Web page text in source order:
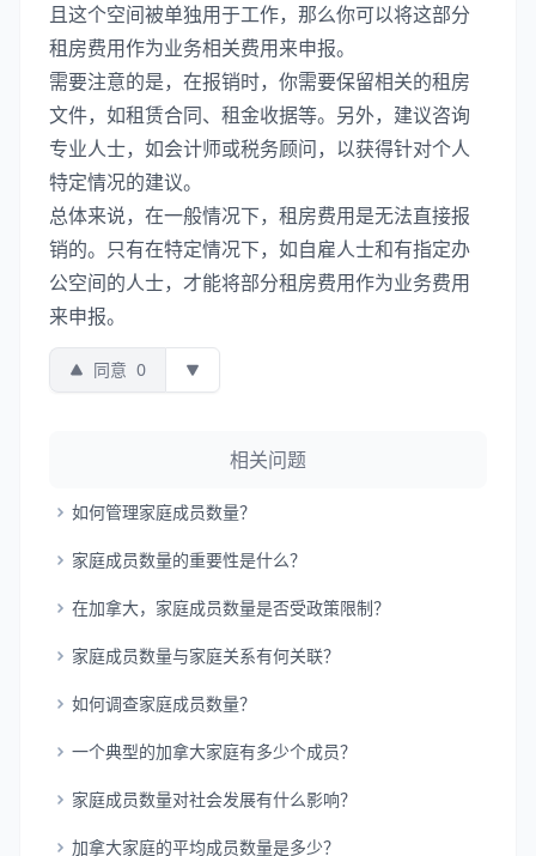
且这个空间被单独用于工作，那么你可以将这部分
租房费用作为业务相关费用来申报。
需要注意的是，在报销时，你需要保留相关的租房
文件，如租赁合同、租金收据等。另外，建议咨询
专业人士，如会计师或税务顾问，以获得针对个人
特定情况的建议。
总体来说，在一般情况下，租房费用是无法直接报
销的。只有在特定情况下，如自雇人士和有指定办
公空间的人士，才能将部分租房费用作为业务费用
来申报。
同意 0
相关问题
如何管理家庭成员数量？
家庭成员数量的重要性是什么？
在加拿大，家庭成员数量是否受政策限制？
家庭成员数量与家庭关系有何关联？
如何调查家庭成员数量？
一个典型的加拿大家庭有多少个成员？
家庭成员数量对社会发展有什么影响？
加拿大家庭的平均成员数量是多少？